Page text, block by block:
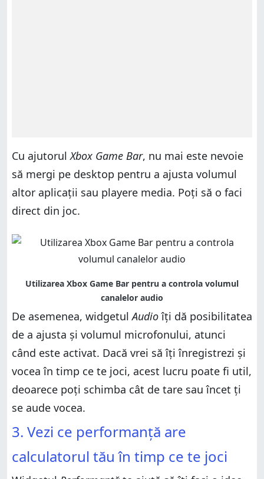
Cu ajutorulXbox Game Bar, nu mai este nevoie
să mergi pe desktop pentru a ajusta volumul
altor aplicații sau playere media. Poți să o faci
direct din joc.
De asemenea, widgetulAudioîți dă posibilitatea
de a ajusta și volumul microfonului, atunci
când este activat. Dacă vrei să îți înregistrezi și
vocea în timp ce te joci, acest lucru poate fi util,
deoarece poți schimba cât de tare sau încet ți
se aude vocea.
3. Vezi ce performanță are
calculatorul tău în timp ce te joci